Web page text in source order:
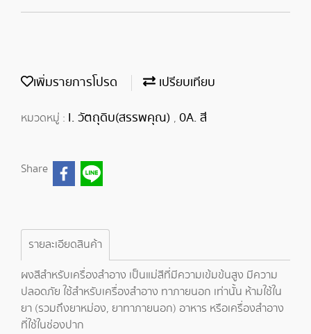
เพิ่มรายการโปรด เปรียบเทียบ
หมวดหมู่ : I. วัตถุดิบ(สรรพคุณ) , 0A. สี
Share
รายละเอียดสินค้า
ผงสีสำหรับเครื่องสำอาง เป็นแม่สีที่มีความเข้มข้นสูง มีความ
ปลอดภัย ใช้สำหรับเครื่องสำอาง ทาภายนอก เท่านั้น ห้ามใช้ใน
ยา (รวมถึงยาหม่อง, ยาทาภายนอก) อาหาร หรือเครื่องสำอาง
ที่ใช้ในช่องปาก